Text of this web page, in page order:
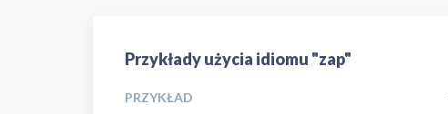
Przykłady użycia idiomu "zap"
PRZYKŁAD